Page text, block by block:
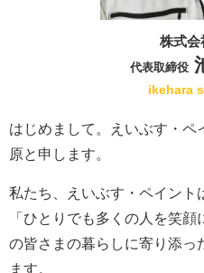
株式会
代表取締役
ikehara
はじめまして。えいぶす・
原と申します。
私たち、えいぶす・ペイント
「ひとりでも多くの人を笑
の皆さまの暮らしに寄り添っ
ます。